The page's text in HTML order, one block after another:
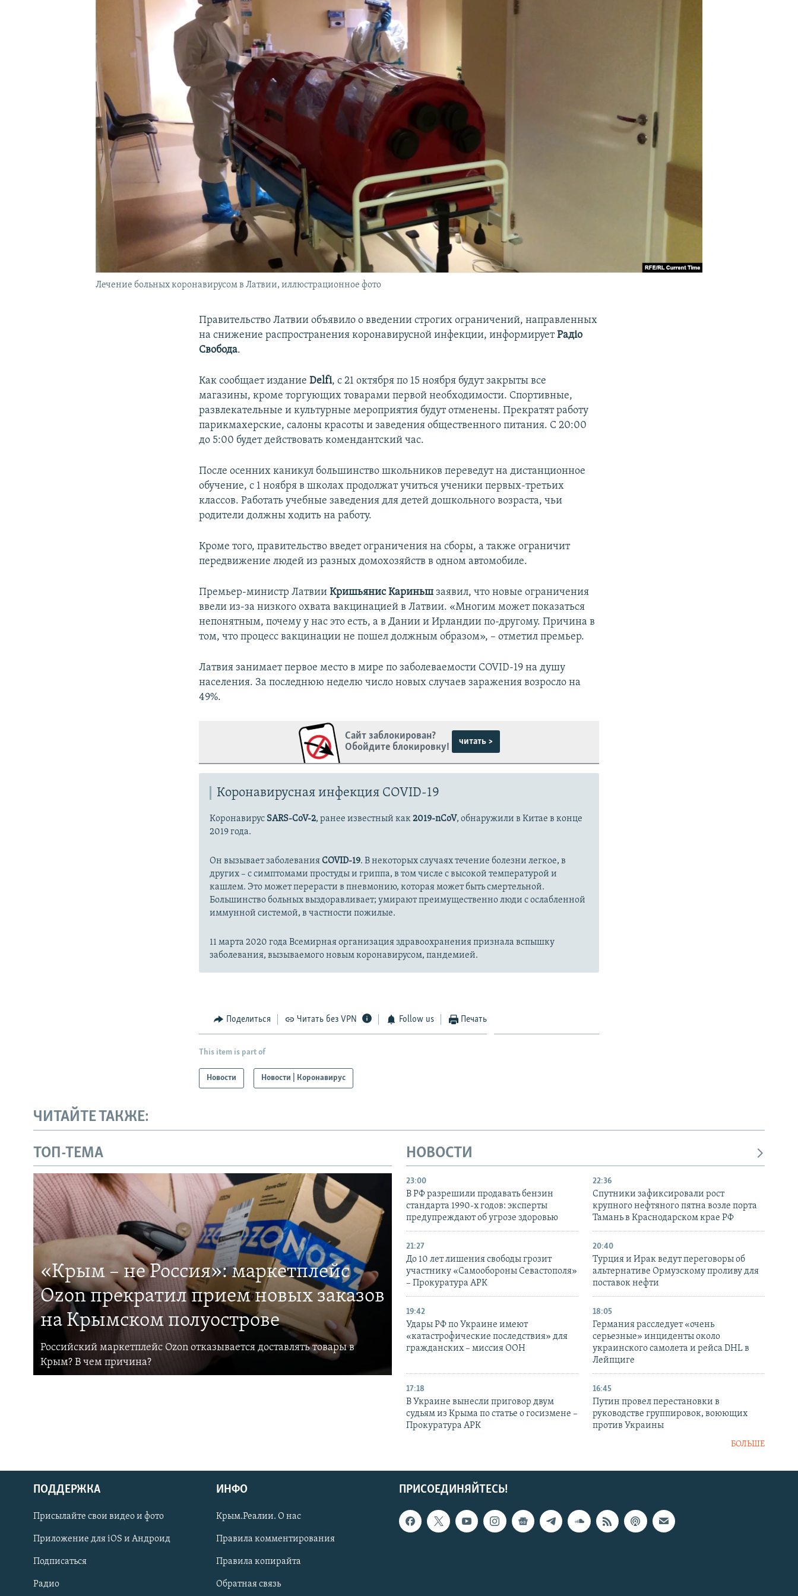
Українською
Qırımtatar
ПРИСОЕДИНЯЙТЕСЬ!
Лечение больных коронавирусом в Латвии, иллюстрационное фото
Правительство Латвии объявило о введении строгих ограничений, направленных
на снижение распространения коронавирусной инфекции, информируетРадiо
Свобода.
Как сообщает изданиеDelfi, с 21 октября по 15 ноября будут закрыты все
магазины, кроме торгующих товарами первой необходимости. Спортивные,
развлекательные и культурные мероприятия будут отменены. Прекратят работу
парикмахерские, салоны красоты и заведения общественного питания. С 20:00
до 5:00 будет действовать комендантский час.
После осенних каникул большинство школьников переведут на дистанционное
обучение, с 1 ноября в школах продолжат учиться ученики первых-третьих
классов. Работать учебные заведения для детей дошкольного возраста, чьи
родители должны ходить на работу.
Кроме того, правительство введет ограничения на сборы, а также ограничит
передвижение людей из разных домохозяйств в одном автомобиле.
Премьер-министр ЛатвииКришьянис Кариньш заявил, что новые ограничения
ввели из-за низкого охвата вакцинацией в Латвии. «Многим может показаться
непонятным, почему у нас это есть, а в Дании и Ирландии по-другому. Причина в
том, что процесс вакцинации не пошел должным образом», – отметил премьер.
Латвия занимает первое место в мире по заболеваемости COVID-19 на душу
населения. За последнюю неделю число новых случаев заражения возросло на
49%.
Сайт заблокирован?
Обойдите блокировку!
читать >
Коронавирусная инфекция COVID-19
Коронавирус SARS-CoV-2, ранее известный как2019-nCoV, обнаружили в Китае в конце
2019 года.
Он вызывает заболеванияCOVID-19. В некоторых случаях течение болезни легкое, в
других – с симптомами простуды и гриппа, в том числе с высокой температурой и
кашлем. Это может перерасти в пневмонию, которая может быть смертельной.
Большинство больных выздоравливает; умирают преимущественно люди с ослабленной
иммунной системой, в частности пожилые.
11 марта 2020 года Всемирная организация здравоохранения признала вспышку
заболевания, вызываемого новым коронавирусом, пандемией.
Поделиться Читать без VPN Follow us Печать
This item is part of
Новости Новости | Коронавирус
ЧИТАЙТЕ ТАКЖЕ:
ТОП-ТЕМА
«Крым – не Россия»: маркетплейс
Ozon прекратил прием новых заказов
на Крымском полуострове
Российский маркетплейс Ozon отказывается доставлять товары в
Крым? В чем причина?
НОВОСТИ
23:00
В РФ разрешили продавать бензин
стандарта 1990-х годов: эксперты
предупреждают об угрозе здоровью
22:36
Спутники зафиксировали рост
крупного нефтяного пятна возле порта
Тамань в Краснодарском крае РФ
21:27
До 10 лет лишения свободы грозит
участнику «Самообороны Севастополя»
– Прокуратура АРК
20:40
Турция и Ирак ведут переговоры об
альтернативе Ормузскому проливу для
поставок нефти
19:42
Удары РФ по Украине имеют
«катастрофические последствия» для
гражданских – миссия ООН
18:05
Германия расследует «очень
серьезные» инциденты около
украинского самолета и рейса DHL в
Лейпциге
17:18
В Украине вынесли приговор двум
судьям из Крыма по статье о госизмене –
Прокуратура АРК
16:45
Путин провел перестановки в
руководстве группировок, воюющих
против Украины
БОЛЬШЕ
ПРИСОЕДИНЯЙТЕСЬ!
ПОДДЕРЖКА
Присылайте свои видео и фото
Приложение для iOS и Андроид
Подписаться
Радио
ИНФО
Крым.Реалии. О нас
Правила комментирования
Правила копирайта
Обратная связь